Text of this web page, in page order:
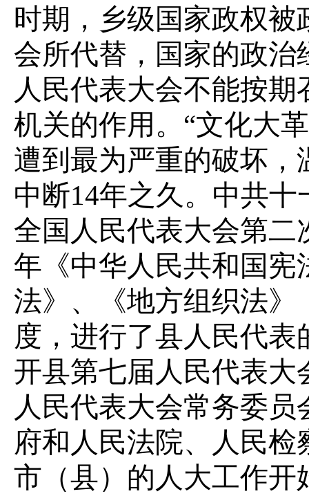
时期，乡级国家政权
会所代替，国家的政
人民代表大会不能按
机关的作用。“文化大
遭到最为严重的破坏
中断14年之久。中共
全国人民代表大会第二
年《中华人民共和国
法》、《地方组织法
度，进行了县人民代表
开县第七届人民代表
人民代表大会常务委
府和人民法院、人民
市（县）的人大工作